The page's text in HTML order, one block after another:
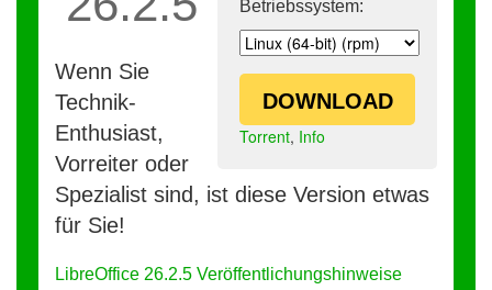
Betriebssystem:
DOWNLOAD
Torrent, Info
Wenn Sie
Technik-
Enthusiast,
Vorreiter oder
Spezialist sind, ist diese Version etwas
für Sie!
LibreOffice 26.2.5 Veröffentlichungshinweise